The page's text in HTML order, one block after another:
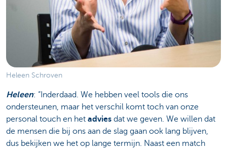
Heleen Schroven
Heleen: “Inderdaad. We hebben veel tools die ons
ondersteunen, maar het verschil komt toch van onze
personal touch en het advies dat we geven. We willen dat
de mensen die bij ons aan de slag gaan ook lang blijven,
dus bekijken we het op lange termijn. Naast een match